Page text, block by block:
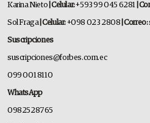
Karina Nieto | Celular:+593 99 045 6281 |
Sol Fraga | Celular:+098 023 2808 | Correo:
Suscripciones
suscripciones@forbes.com.ec
099 001 8110
WhatsApp
0982528765